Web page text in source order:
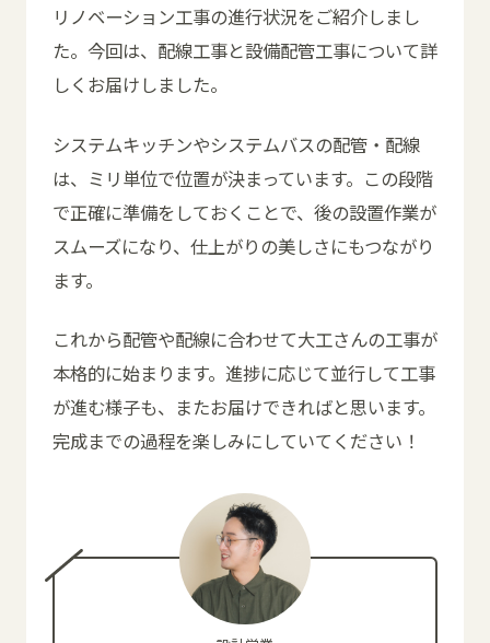
リノベーション工事の進行状況をご紹介しまし
た。今回は、配線工事と設備配管工事について詳
しくお届けしました。
システムキッチンやシステムバスの配管・配線
は、ミリ単位で位置が決まっています。この段階
で正確に準備をしておくことで、後の設置作業が
スムーズになり、仕上がりの美しさにもつながり
ます。
これから配管や配線に合わせて大工さんの工事が
本格的に始まります。進捗に応じて並行して工事
が進む様子も、またお届けできればと思います。
完成までの過程を楽しみにしていてください！